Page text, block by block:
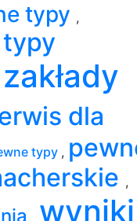
typy ,
zakłady
dla
typy ,
,
, wyniki